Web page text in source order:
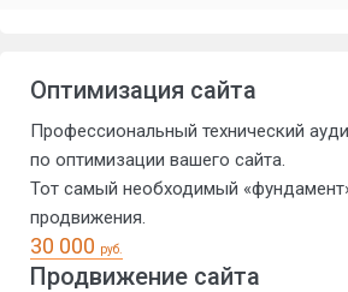
Оптимизация сайта
Профессиональный технический
по оптимизации вашего сайта.
Тот самый необходимый
продвижения.
30 000 руб.
Продвижение сайта